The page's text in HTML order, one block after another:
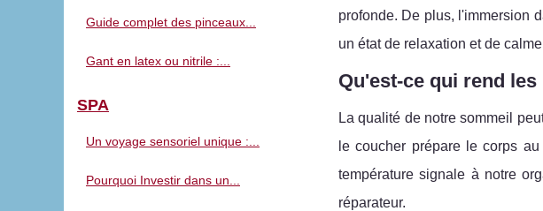
profonde. De plus, l'immersion
un état de relaxation et de
Qu'est-ce qui rend
La qualité de notre sommeil
le coucher prépare le corps
température signale à notre
réparateur.
Guide complet des pinceaux...
Gant en latex ou nitrile :...
SPA
Un voyage sensoriel unique :...
Pourquoi Investir dans un...